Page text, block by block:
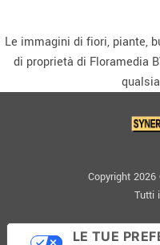
Le immagini di fiori, piante,
di proprietà di Floramedia
Copyright
Tutti
LE TUE